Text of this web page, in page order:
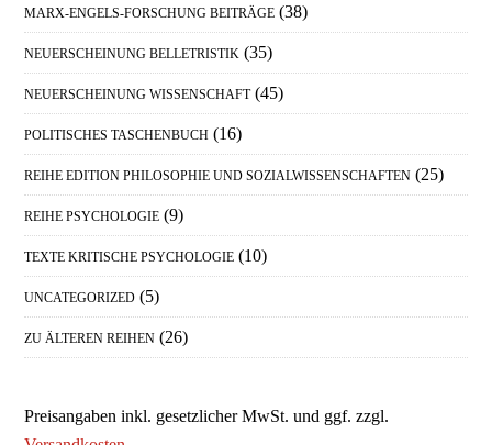
MARX-ENGELS-FORSCHUNG BEITRÄGE (38)
NEUERSCHEINUNG BELLETRISTIK (35)
NEUERSCHEINUNG WISSENSCHAFT (45)
POLITISCHES TASCHENBUCH (16)
REIHE EDITION PHILOSOPHIE UND SOZIALWISSENSCHAFTEN (25)
REIHE PSYCHOLOGIE (9)
TEXTE KRITISCHE PSYCHOLOGIE (10)
UNCATEGORIZED (5)
ZU ÄLTEREN REIHEN (26)
Preisangaben inkl. gesetzlicher MwSt. und ggf. zzgl.